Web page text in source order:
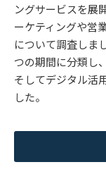
ングサービスを展
ーケティングや営
について調査しま
つの期間に分類し
そしてデジタル活
した。